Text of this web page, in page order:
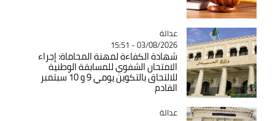
Catégorie
عدالة
03/08/2026 - 15:51
شهادة الكفاءة لمهنة المحاماة: إجراء
الامتحان الشفوي للمسابقة الوطنية
للالتحاق بالتكوين يومي 9 و 10 سبتمبر
القادم
Catégorie
عدالة